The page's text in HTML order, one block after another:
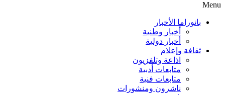
Menu
بانوراما الأخبار
أخبار وطنية
أخبار دولية
ثقافة وإعلام
اذاعة وتلفزيون
متابعات أدبية
متابعات فنية
ناشرون ومنشورات